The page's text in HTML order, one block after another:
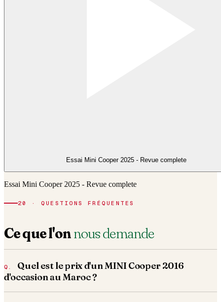
Essai Mini Cooper 2025 - Revue complete
Essai Mini Cooper 2025 - Revue complete
20 · QUESTIONS FRÉQUENTES
Ce que l'onnous demande
Quel est le prix d'un MINI Cooper 2016
d'occasion au Maroc ?